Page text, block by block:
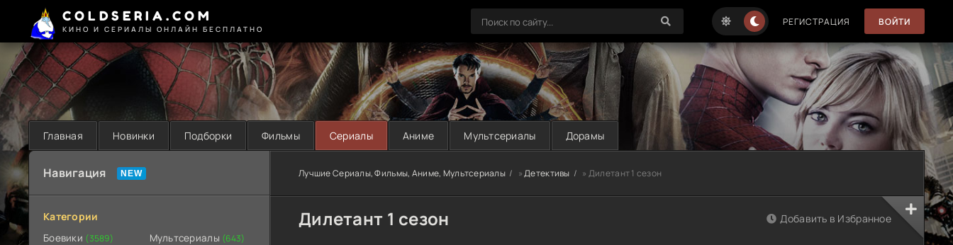
COLDSERIA.COM
КИНО И СЕРИАЛЫ ОНЛАЙН БЕСПЛАТНО
РЕГИСТРАЦИЯ ВОЙТИ
Главная Новинки Подборки Фильмы Сериалы Аниме Мультсериалы Дорамы
Навигация
Категории
Боевики (3589) Мультсериалы (643)
Лучшие Сериалы, Фильмы, Аниме, Мультсериалы »Детективы » Дилетант 1 сезон
Дилетант 1 сезон Добавить в Избранное